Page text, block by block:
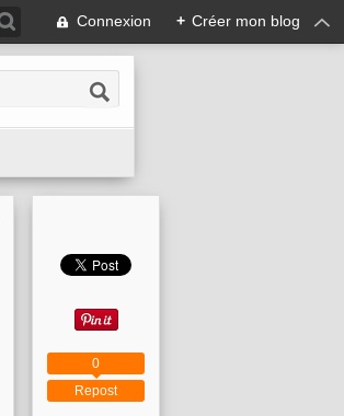
Connexion + Créer mon blog
Repost
0